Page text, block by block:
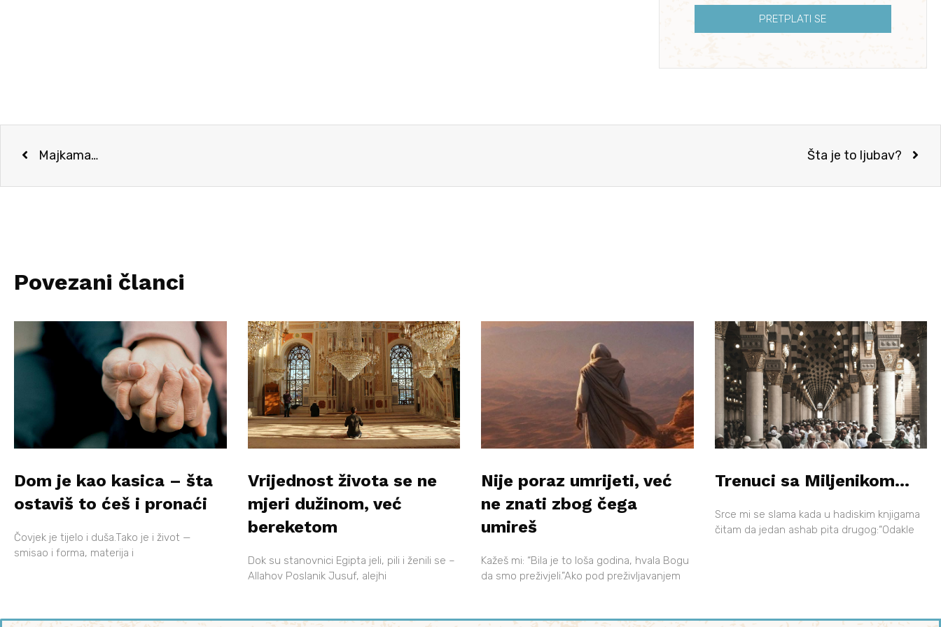
PRETPLATI SE
Majkama… Šta je to ljubav?
Povezani članci
Dom je kao kasica – šta
ostaviš to ćeš i pronaći
Čovjek je tijelo i duša.Tako je i život —
smisao i forma, materija i
Vrijednost života se ne
mjeri dužinom, već
bereketom
Dok su stanovnici Egipta jeli, pili i ženili se –
Allahov Poslanik Jusuf, alejhi
Nije poraz umrijeti, već
ne znati zbog čega
umireš
Kažeš mi: “Bila je to loša godina, hvala Bogu
da smo preživjeli.”Ako pod preživljavanjem
Trenuci sa Miljenikom…
Srce mi se slama kada u hadiskim knjigama
čitam da jedan ashab pita drugog:“Odakle